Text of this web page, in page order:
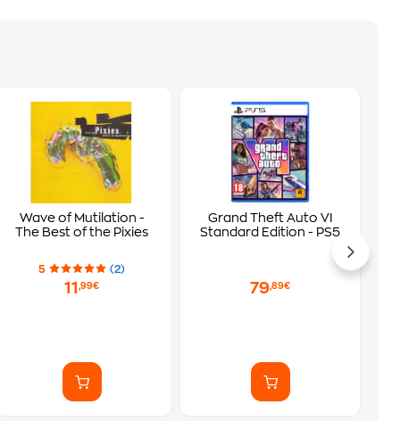
Wave of Mutilation -
The Best of the Pixies
5 (2)
11,99€
Grand Theft Auto VI
Standard Edition - PS5
79,89€